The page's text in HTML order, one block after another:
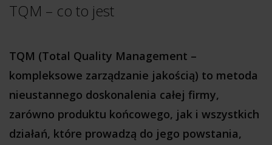
TQM – co to jest
TQM (Total Quality Management –
kompleksowe zarządzanie jakością) to metoda
nieustannego doskonalenia całej firmy,
zarówno produktu końcowego, jak i wszystkich
działań, które prowadzą do jego powstania,